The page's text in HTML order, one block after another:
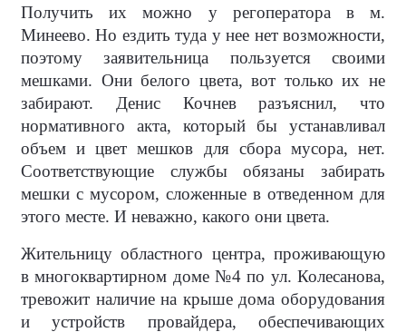
Получить их можно у регоператора в м.
Минеево. Но ездить туда у нее нет возможности,
поэтому заявительница пользуется своими
мешками. Они белого цвета, вот только их не
забирают. Денис Кочнев разъяснил, что
нормативного акта, который бы устанавливал
объем и цвет мешков для сбора мусора, нет.
Соответствующие службы обязаны забирать
мешки с мусором, сложенные в отведенном для
этого месте. И неважно, какого они цвета.
Жительницу областного центра, проживающую
в многоквартирном доме №4 по ул. Колесанова,
тревожит наличие на крыше дома оборудования
и устройств провайдера, обеспечивающих